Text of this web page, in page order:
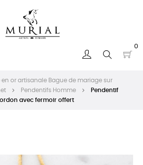
0
or artisanale Bague de mariage sur
Pendentifs Homme
Pendentif
avec fermoir offert